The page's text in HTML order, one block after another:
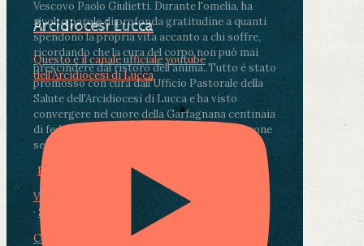
Vescovo Paolo Giulietti. Durante l'omelia, ha
rivolto parole di profonda gratitudine a quanti
spendono la propria vita accanto a chi soffre,
ricordando che la cura del corpo non può mai
prescindere dal ristoro dell'anima..Tutto è stato
promosso con cura dall'Ufficio Pastorale della
Salute dell'Arcidiocesi di Lucca e ha visto
convergere nel cuore della Garfagnana centinaia
di fedeli, operatori sanitari, volontari e persone
segnate dalla malattia.
Photo
View on Facebook
· Share
Condividi su Facebook
Arcidiocesi Lucca
Questo è il canale ufficiale youtube
dell'Arcidiocesi di Lucca